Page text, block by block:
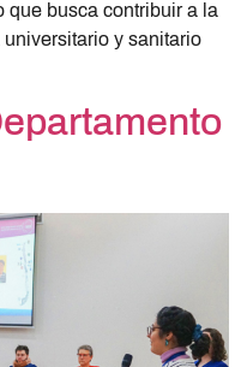
que busca contribuir a la
y sanitario